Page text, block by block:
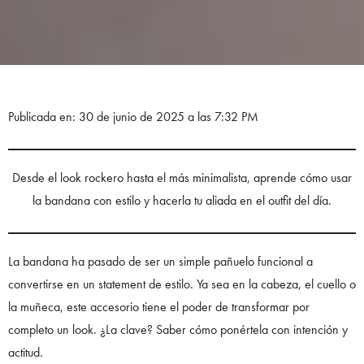
Publicada en: 30 de junio de 2025 a las 7:32 PM
Desde el look rockero hasta el más minimalista, aprende cómo usar
la bandana con estilo y hacerla tu aliada en el outfit del día.
La bandana ha pasado de ser un simple pañuelo funcional a
convertirse en un statement de estilo. Ya sea en la cabeza, el cuello o
la muñeca, este accesorio tiene el poder de transformar por
completo un look. ¿La clave? Saber cómo ponértela con intención y
actitud.